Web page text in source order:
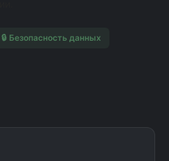
🔒 Безопасность данных